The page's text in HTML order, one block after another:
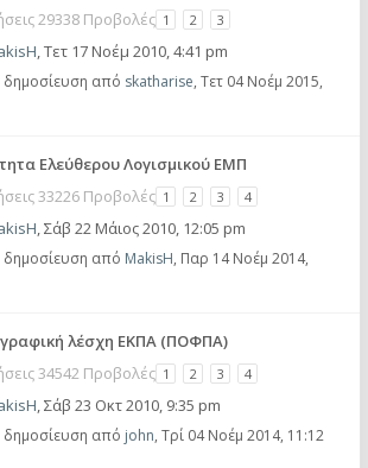
29338 Προβολές 1 2 3
,Τετ 17 Νοέμ 2010, 4:41 pm
δημοσίευση από skatharise, Τετ 04 Νοέμ 2015,
Ελεύθερου Λογισμικού ΕΜΠ
33226 Προβολές 1 2 3 4
,Σάβ 22 Μάιος 2010, 12:05 pm
δημοσίευση από MakisH, Παρ 14 Νοέμ 2014,
λέσχη ΕΚΠΑ (ΠΟΦΠΑ)
34542 Προβολές 1 2 3 4
,Σάβ 23 Οκτ 2010, 9:35 pm
δημοσίευση από john, Τρί 04 Νοέμ 2014, 11:12